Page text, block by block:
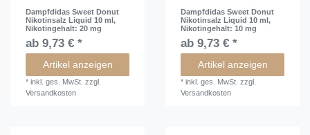
Dampfdidas Sweet Donut
Nikotinsalz Liquid 10 ml,
Nikotingehalt: 20 mg
ab 9,73 € *
Artikel anzeigen
*inkl. ges. MwSt. zzgl.
Versandkosten
Dampfdidas Sweet Donut
Nikotinsalz Liquid 10 ml,
Nikotingehalt: 10 mg
ab 9,73 € *
Artikel anzeigen
*inkl. ges. MwSt. zzgl.
Versandkosten